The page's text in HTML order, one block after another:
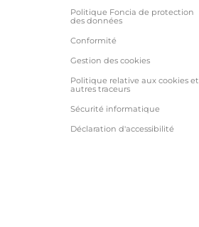
Politique Foncia de protection
des données
Conformité
Gestion des cookies
Politique relative aux cookies et
autres traceurs
Sécurité informatique
Déclaration d'accessibilité